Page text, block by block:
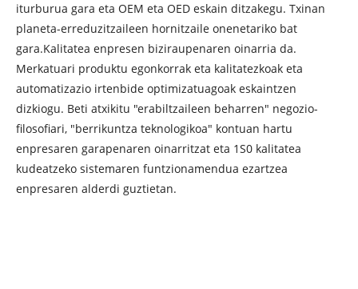
iturburua gara eta OEM eta OED eskain ditzakegu. Txinan
planeta-erreduzitzaileen hornitzaile onenetariko bat
gara.Kalitatea enpresen biziraupenaren oinarria da.
Merkatuari produktu egonkorrak eta kalitatezkoak eta
automatizazio irtenbide optimizatuagoak eskaintzen
dizkiogu. Beti atxikitu "erabiltzaileen beharren" negozio-
filosofiari, "berrikuntza teknologikoa" kontuan hartu
enpresaren garapenaren oinarritzat eta 1S0 kalitatea
kudeatzeko sistemaren funtzionamendua ezartzea
enpresaren alderdi guztietan.